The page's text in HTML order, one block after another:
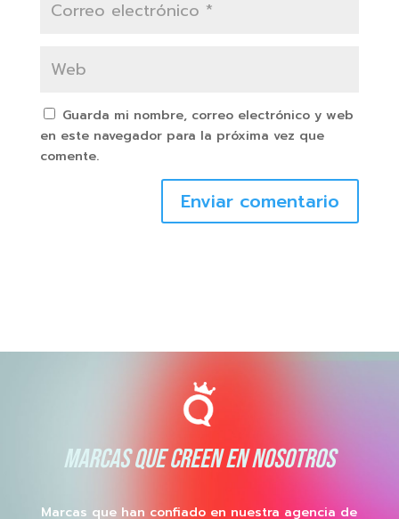
Guarda mi nombre, correo electrónico y web
en este navegador para la próxima vez que
comente.
Enviar comentario
MARCAS QUE CREEN EN NOSOTROS
Marcas que han confiado en nuestra agencia de